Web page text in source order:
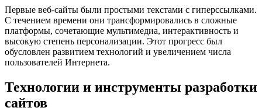
Первые веб-сайты были простыми текстами с гиперссылками.
С течением времени они трансформировались в сложные
платформы, сочетающие мультимедиа, интерактивность и
высокую степень персонализации. Этот прогресс был
обусловлен развитием технологий и увеличением числа
пользователей Интернета.
Технологии и инструменты разработки
сайтов